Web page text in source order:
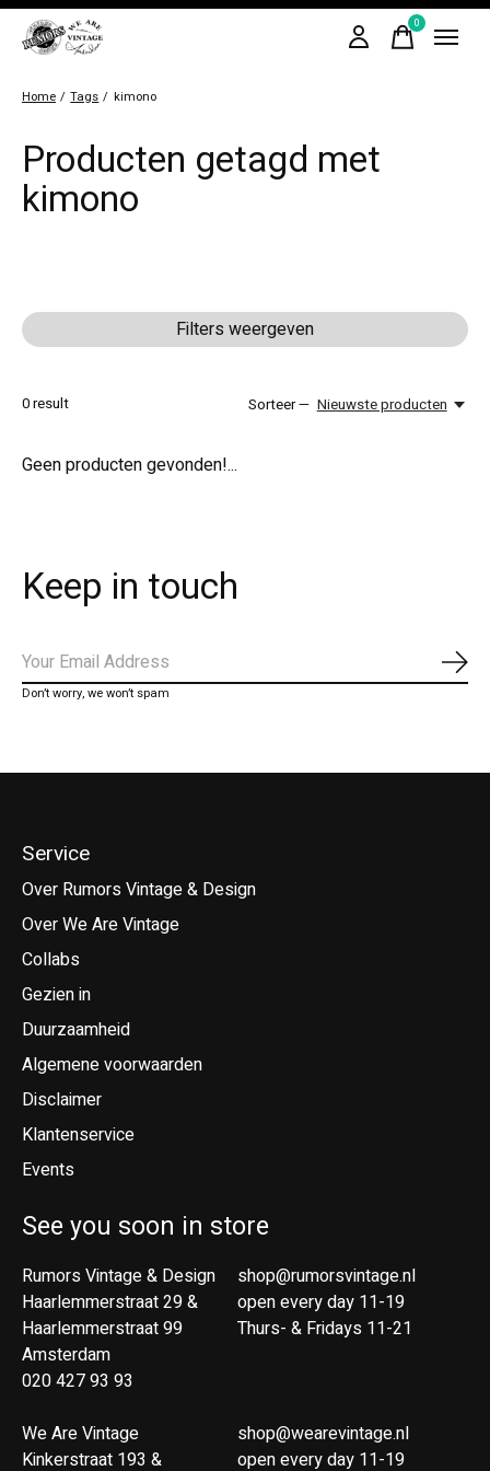
0items
Home / Tags / kimono
Producten getagd met
kimono
Filters weergeven
0result Sorteer — Nieuwste producten
Geen producten gevonden!...
Keep in touch
Don’t worry, we won’t spam
Service
Over Rumors Vintage & Design
Over We Are Vintage
Collabs
Gezien in
Duurzaamheid
Algemene voorwaarden
Disclaimer
Klantenservice
Events
See you soon in store
Rumors Vintage & Design
Haarlemmerstraat 29 &
Haarlemmerstraat 99
Amsterdam
020 427 93 93
We Are Vintage
Kinkerstraat 193 &
shop@rumorsvintage.nl
open every day 11-19
Thurs- & Fridays 11-21
shop@wearevintage.nl
open every day 11-19